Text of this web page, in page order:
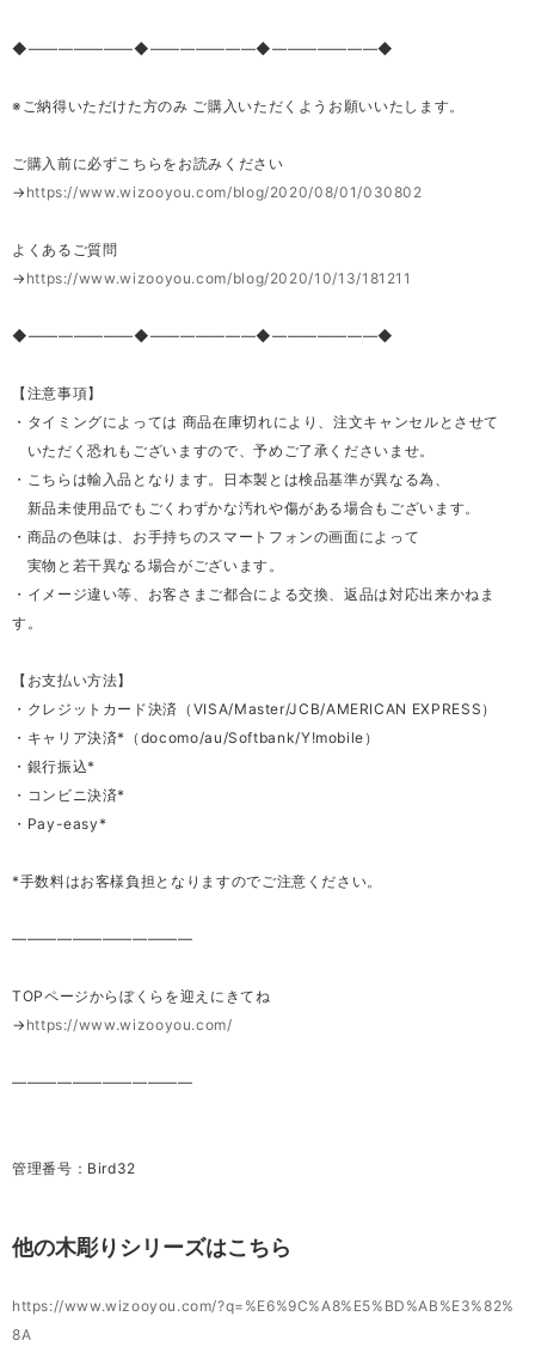
◆―――――――◆―――――――◆―――――――◆
※ご納得いただけた方のみ ご購入いただくようお願いいたします。
ご購入前に必ずこちらをお読みください
→ https://www.wizooyou.com/blog/2020/08/01/030802
よくあるご質問
→ https://www.wizooyou.com/blog/2020/10/13/181211
◆―――――――◆―――――――◆―――――――◆
【注意事項】
・タイミングによっては 商品在庫切れにより、注文キャンセルとさせて
いただく恐れもございますので、予めご了承くださいませ。
・こちらは輸入品となります。日本製とは検品基準が異なる為、
新品未使用品でもごくわずかな汚れや傷がある場合もございます。
・商品の色味は、お手持ちのスマートフォンの画面によって
実物と若干異なる場合がございます。
・イメージ違い等、お客さまご都合による交換、返品は対応出来かねま
す。
【お支払い方法】
・クレジットカード決済（VISA/Master/JCB/AMERICAN EXPRESS）
・キャリア決済*（docomo/au/Softbank/Y!mobile）
・銀行振込*
・コンビニ決済*
・Pay-easy*
*手数料はお客様負担となりますのでご注意ください。
————————————
TOPページからぼくらを迎えにきてね
→ https://www.wizooyou.com/
————————————
管理番号：Bird32
他の木彫りシリーズはこちら
https://www.wizooyou.com/?q=%E6%9C%A8%E5%BD%AB%E3%82%
8A